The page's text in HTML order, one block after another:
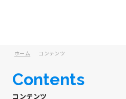
ホーム コンテンツ
Contents
コンテンツ